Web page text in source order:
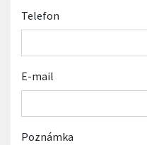
Telefon
E-mail
Poznámka